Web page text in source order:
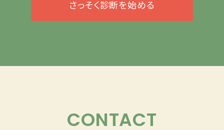
さっそく診断を始める
CONTACT